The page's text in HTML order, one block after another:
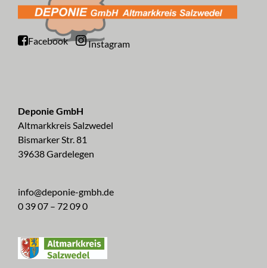
Facebook Instagram
Deponie GmbH
Altmarkkreis Salzwedel
Bismarker Str. 81
39638 Gardelegen
info@deponie-gmbh.de
0 39 07 – 72 09 0